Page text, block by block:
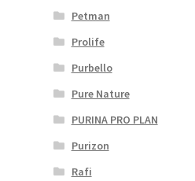
Petman
Prolife
Purbello
Pure Nature
PURINA PRO PLAN
Purizon
Rafi